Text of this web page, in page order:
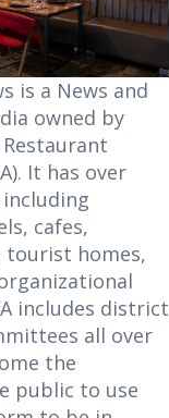
is a News and
owned by
It has over
cafes,
tourist homes,
includes district
all over
the
public to use